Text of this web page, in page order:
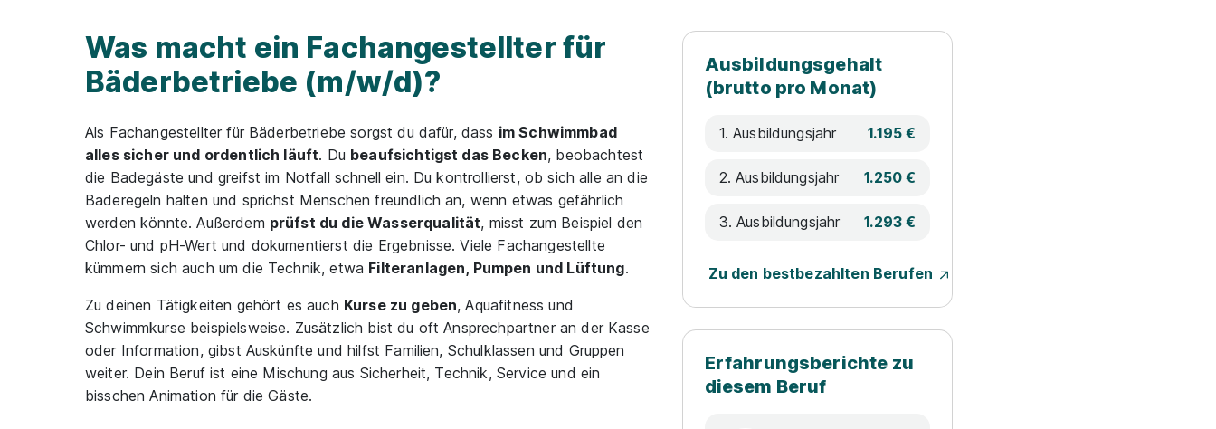
Was macht ein Fachangestellter für
Bäderbetriebe (m/w/d)?
Als Fachangestellter für Bäderbetriebe sorgst du dafür, dass im Schwimmbad
alles sicher und ordentlich läuft. Du beaufsichtigst das Becken, beobachtest
die Badegäste und greifst im Notfall schnell ein. Du kontrollierst, ob sich alle an die
Baderegeln halten und sprichst Menschen freundlich an, wenn etwas gefährlich
werden könnte. Außerdem prüfst du die Wasserqualität, misst zum Beispiel den
Chlor- und pH-Wert und dokumentierst die Ergebnisse. Viele Fachangestellte
kümmern sich auch um die Technik, etwa Filteranlagen, Pumpen und Lüftung.
Zu deinen Tätigkeiten gehört es auch Kurse zu geben, Aquafitness und
Schwimmkurse beispielsweise. Zusätzlich bist du oft Ansprechpartner an der Kasse
oder Information, gibst Auskünfte und hilfst Familien, Schulklassen und Gruppen
weiter. Dein Beruf ist eine Mischung aus Sicherheit, Technik, Service und ein
bisschen Animation für die Gäste.
Ausbildungsgehalt
(brutto pro Monat)
1. Ausbildungsjahr 1.195 €
2. Ausbildungsjahr 1.250 €
3. Ausbildungsjahr 1.293 €
Zu den bestbezahlten Berufen
Erfahrungsberichte zu
diesem Beruf